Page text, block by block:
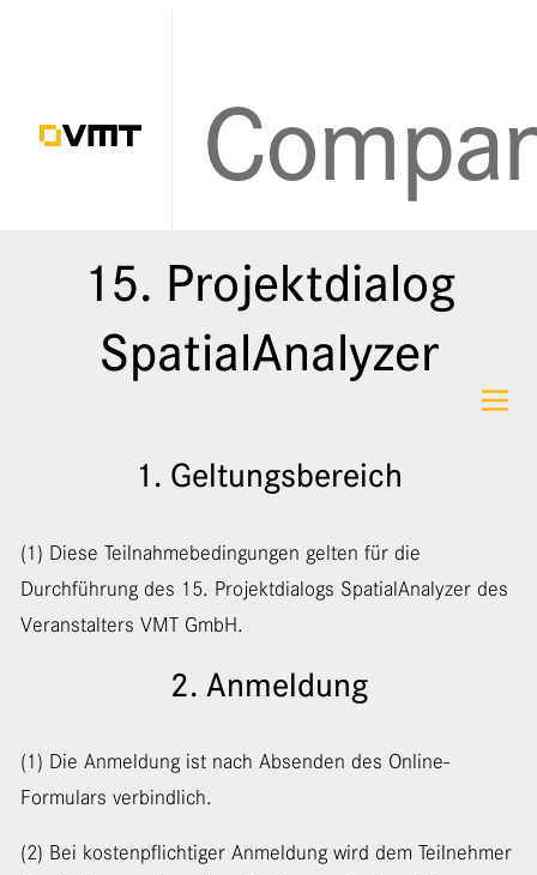
Teilnahmebeding
ungen
15. Projektdialog
SpatialAnalyzer
1. Geltungsbereich
(1) Diese Teilnahmebedingungen gelten für die
Durchführung des 15. Projektdialogs SpatialAnalyzer des
Veranstalters VMT GmbH.
2. Anmeldung
(1) Die Anmeldung ist nach Absenden des Online-
Formulars verbindlich.
(2) Bei kostenpflichtiger Anmeldung wird dem Teilnehmer